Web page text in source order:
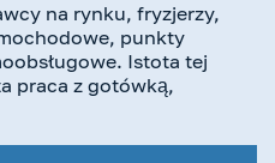
na rynku, fryzjerzy,
punkty
Istota tej
praca z gotówką,